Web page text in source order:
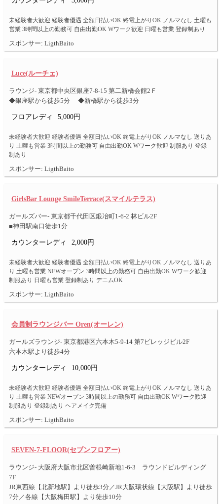
未経験者大歓迎 経験者優遇 全額日払いOK 終電上がりOK ノルマなし 土曜も
営業 3時間以上の勤務可 自由出勤OK Wワーク歓迎 日曜も営業 登録制あり
スポンサー: LigthBaito
Luce(ルーチェ)
ラウンジ- 東京都中央区銀座7-8-15 第二新橋会館2Ｆ
◆銀座駅から徒歩5分 ◆新橋駅から徒歩3分
フロアレディ 5,000円
未経験者大歓迎 経験者優遇 全額日払いOK 終電上がりOK ノルマなし 送りあ
り 土曜も営業 3時間以上の勤務可 自由出勤OK Wワーク歓迎 制服あり 登録
制あり
スポンサー: LigthBaito
GirlsBar Lounge SmileTerrace(スマイルテラス)
ガールズバー- 東京都千代田区鍛冶町1-6-2 林ビル2F
■神田駅南口徒歩1分
カウンターレディ 2,000円
未経験者大歓迎 経験者優遇 全額日払いOK 終電上がりOK ノルマなし 送りあ
り 土曜も営業 NEWオープン 3時間以上の勤務可 自由出勤OK Wワーク歓迎
制服あり 日曜も営業 登録制あり デニムOK
スポンサー: LigthBaito
会員制ラウンジバー Oren(オーレン)
ガールズラウンジ- 東京都港区六本木5-9-14 第7ビレッジビル2F
六本木駅より徒歩4分
カウンターレディ 10,000円
未経験者大歓迎 経験者優遇 全額日払いOK 終電上がりOK ノルマなし 送りあ
り 土曜も営業 NEWオープン 3時間以上の勤務可 自由出勤OK Wワーク歓迎
制服あり 登録制あり ヘアメイク完備
スポンサー: LigthBaito
SEVEN-7-FLOOR(セブンフロアー)
ラウンジ- 大阪府大阪市北区曽根崎新地1-6-3 ラウンドビルディング
7F
JR東西線【北新地駅】より徒歩3分／JR大阪環状線【大阪駅】より徒歩
7分／各線【大阪梅田駅】より徒歩10分